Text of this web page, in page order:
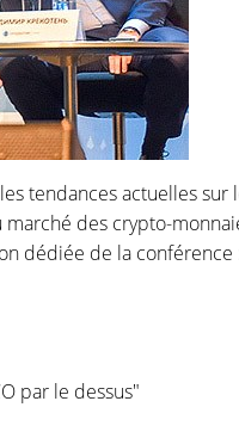
tendances actuelles sur
des crypto-
dédiée de la conférence
par le dessus"